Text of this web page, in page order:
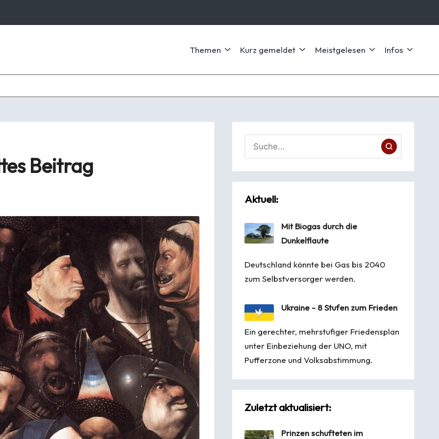
Themen Kurz gemeldet Meistgelesen Infos
Beitrag
Aktuell:
Mit Biogas durch die
Dunkelflaute
Deutschland könnte bei Gas bis 2040
zum Selbstversorger werden.
Ukraine - 8 Stufen zum Frieden
Ein gerechter, mehrstufiger Friedensplan
unter Einbeziehung der UNO, mit
Pufferzone und Volksabstimmung.
Zuletzt aktualisiert:
Prinzen schufteten im